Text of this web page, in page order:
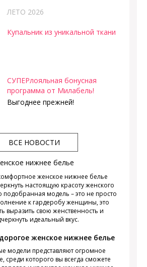
ЛЕТО 2026
Купальник из уникальной ткани
СУПЕРлояльная бонусная
программа от Милабель!
Выгоднее прежней!
ВСЕ НОВОСТИ
нижнее белье
женское нижнее белье
настоящую красоту женского
подобранная модель – это не просто
к гардеробу женщины, это
выразить свою женственность и
идеальный вкус.
женское нижнее белье
модели представляют огромное
среди которого вы всегда сможете